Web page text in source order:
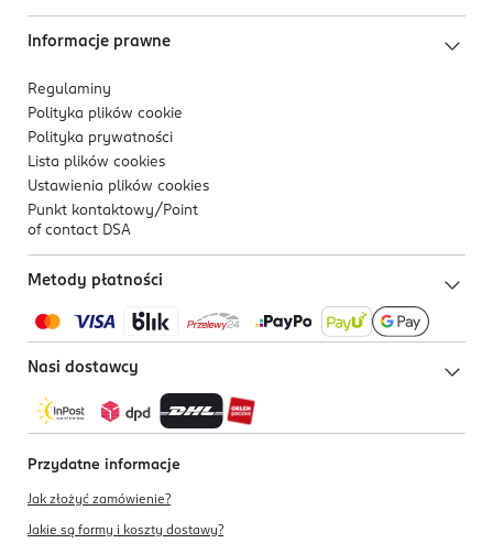
Informacje prawne
Regulaminy
Polityka plików cookie
Polityka prywatności
Lista plików cookies
Ustawienia plików cookies
Punkt kontaktowy/ Point
of contact DSA
Metody płatności
Nasi dostawcy
Przydatne informacje
Jak złożyć zamówienie?
Jakie są formy i koszty dostawy?